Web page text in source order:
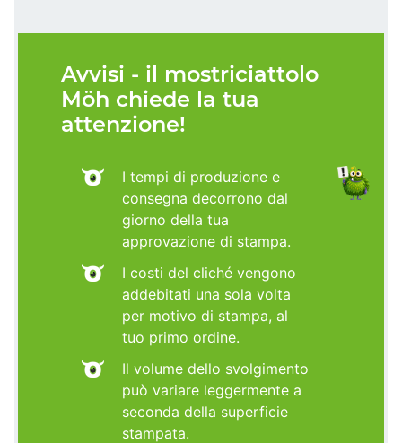
Avvisi - il mostriciattolo
Möh chiede la tua
attenzione!
I tempi di produzione e
consegna decorrono dal
giorno della tua
approvazione di stampa.
I costi del cliché vengono
addebitati una sola volta
per motivo di stampa, al
tuo primo ordine.
Il volume dello svolgimento
può variare leggermente a
seconda della superficie
stampata.